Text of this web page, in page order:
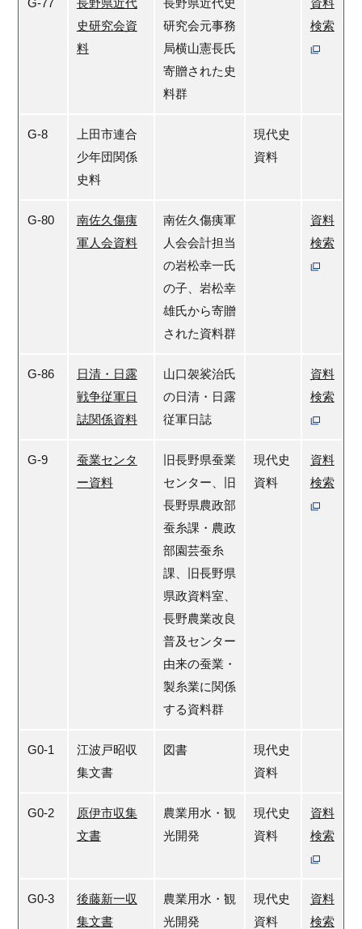
G-77
長野県近代
史研究会資
料
長野県近代史
研究会元事務
局横山憲長氏
寄贈された史
料群
資料
検索
G-8
上田市連合
少年団関係
史料
現代史
資料
G-80
南佐久傷痍
軍人会資料
南佐久傷痍軍
人会会計担当
の岩松幸一氏
の子、岩松幸
雄氏から寄贈
された資料群
資料
検索
G-86
日清・日露
戦争従軍日
誌関係資料
山口袈裟治氏
の日清・日露
従軍日誌
資料
検索
G-9
蚕業センタ
ー資料
旧長野県蚕業
センター、旧
長野県農政部
蚕糸課・農政
部園芸蚕糸
課、旧長野県
県政資料室、
長野農業改良
普及センター
由来の蚕業・
製糸業に関係
する資料群
現代史
資料
資料
検索
G0-1
江波戸昭収
集文書
図書
現代史
資料
G0-2
原伊市収集
文書
農業用水・観
光開発
現代史
資料
資料
検索
G0-3
後藤新一収
集文書
農業用水・観
光開発
現代史
資料
資料
検索